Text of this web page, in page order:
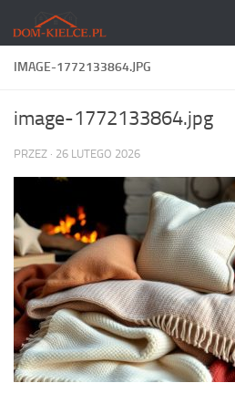
Skip to content
IMAGE-1772133864.JPG
image-1772133864.jpg
PRZEZ · 26 LUTEGO 2026